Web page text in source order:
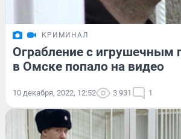
КРИМИНАЛ
Ограбление с игрушечным
в Омске попало на видео
10 декабря, 2022, 12:52 3 931 1